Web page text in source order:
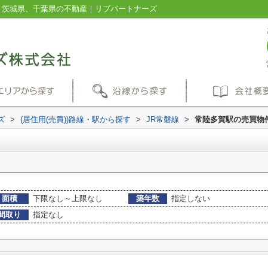
城県、千葉県の不動産｜リブパートナーズ
> (居住用(売買))路線・駅から探す > JR常磐線 > 常陸多賀駅の売買物
面積 下限なし～上限なし 築年数
指定しない
取り
指定なし